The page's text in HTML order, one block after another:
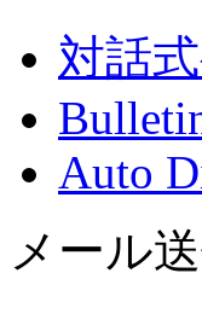
対話
Auto
メール